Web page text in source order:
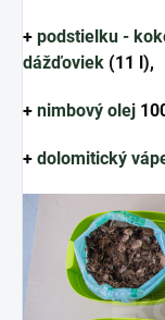
+ podstielku -
dážďoviek (11 l),
+ nimbový olej
+ dolomitický